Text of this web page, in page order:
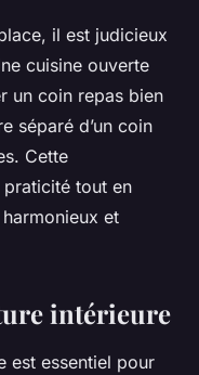
il est judicieux
cuisine ouverte
un coin repas bien
séparé d’un coin
Cette
tout en
et
intérieure
est essentiel pour